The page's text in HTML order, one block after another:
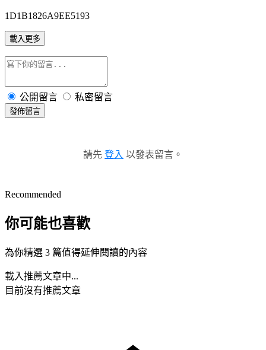
1D1B1826A9EE5193
載入更多
公開留言 私密留言
發佈留言
請先 登入 以發表留言。
Recommended
你可能也喜歡
為你精選 3 篇值得延伸閱讀的內容
載入推薦文章中...
目前沒有推薦文章